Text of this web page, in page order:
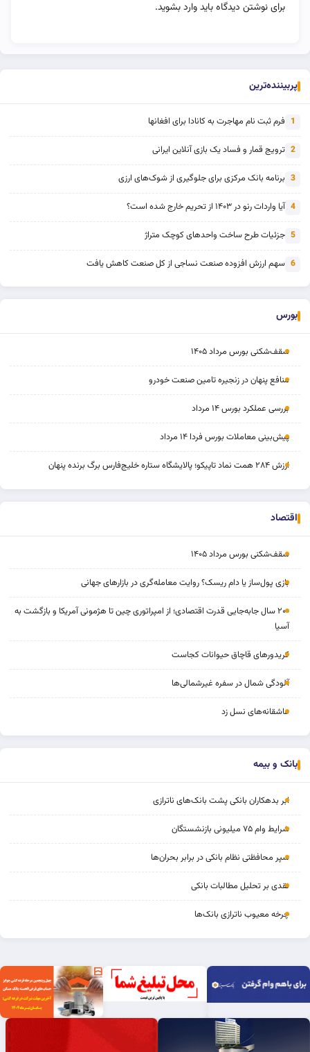
برای نوشتن دیدگاه بایدوارد بشوید.
پربیننده‌ترین
1 فرم ثبت نام مهاجرت به کانادا برای افغانها
2 ترویج قمار و فساد یک بازی آنلاین ایرانی
3 برنامه بانک مرکزی برای جلوگیری از شوک‌های ارزی
4 آیا واردات رنو در ۱۴۰۳ از تحریم خارج شده است؟
5 جزئیات طرح ساخت واحدهای کوچک متراژ
6 سهم ارزش افزوده صنعت نساجی از کل صنعت کاهش یافت
بورس
سقف‌شکنی بورس مرداد ۱۴۰۵
منافع پنهان در زنجیره تامین صنعت خودرو
بررسی عملکرد بورس ۱۴ مرداد
پیش‌بینی معاملات بورس فردا ۱۴ مرداد
ارزش ۲۸۴ همت نماد تاپیکو؛ پالایشگاه ستاره خلیج‌فارس برگ برنده پنهان
اقتصاد
سقف‌شکنی بورس مرداد ۱۴۰۵
بازی پول‌ساز یا دام ریسک؟ روایت معامله‌گری در بازارهای جهانی
۲۰۰ سال جابه‌جایی قدرت اقتصادی؛ از امپراتوری چین تا هژمونی آمریکا و بازگشت به
آسیا
کریدورهای قاچاق حیوانات کجاست
آلودگی شمال در سفره غیرشمالی‌ها
عاشقانه‌های نسل زد
بانک و بیمه
ابر بدهکاران بانکی پشت بانک‌های ناترازی
شرایط وام ۷۵ میلیونی بازنشستگان
سپر محافظتی نظام بانکی در برابر بحران‌ها
نقدی بر تحلیل مطالبات بانکی
چرخه‌ معیوب ناترازی بانک‌ها